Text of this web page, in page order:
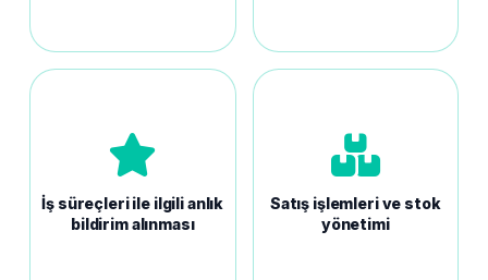
İş süreçleri ile ilgili anlık
bildirim alınması
Satış işlemleri ve stok
yönetimi